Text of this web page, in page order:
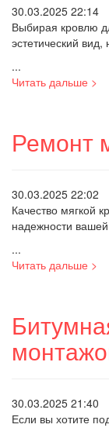
30.03.2025 22:14
Выбирая кровлю
эстетический вид,
...
Читать дальше >
Ремонт
30.03.2025 22:02
Качество мягкой
надежности
...
Читать дальше >
30.03.2025 21:40
Если вы хотите